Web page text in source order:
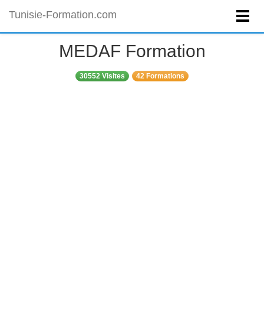
Tunisie-Formation.com
MEDAF Formation
30552 Visites 42 Formations